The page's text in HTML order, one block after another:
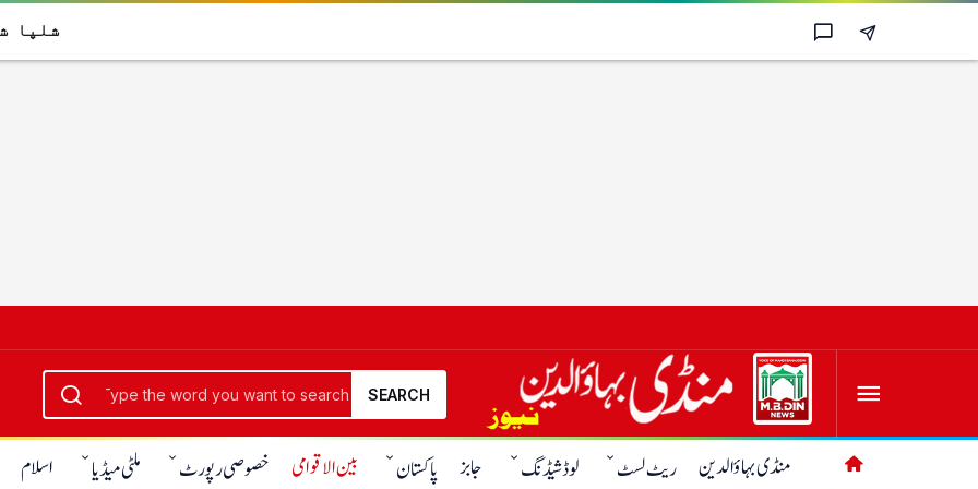
SEARCH
منڈی بہاؤالدین ریٹ لسٹ لوڈشیڈنگ جابز پاکستان بین الاقوامی خصوصی رپورٹ ملٹی میڈیا اسلام